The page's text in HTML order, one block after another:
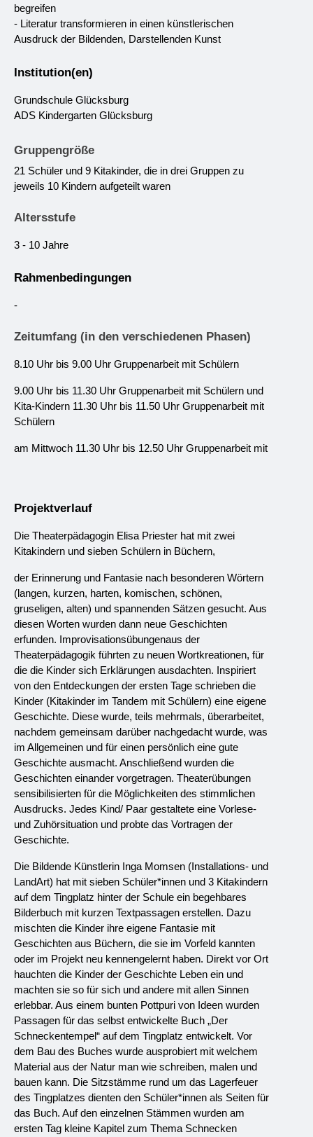
begreifen
- Literatur transformieren in einen künstlerischen
Ausdruck der Bildenden, Darstellenden Kunst
Institution(en)
Grundschule Glücksburg
ADS Kindergarten Glücksburg
Gruppengröße
21 Schüler und 9 Kitakinder, die in drei Gruppen zu
jeweils 10 Kindern aufgeteilt waren
Altersstufe
3 - 10 Jahre
Rahmenbedingungen
-
Zeitumfang (in den verschiedenen Phasen)
8.10 Uhr bis 9.00 Uhr Gruppenarbeit mit Schülern
9.00 Uhr bis 11.30 Uhr Gruppenarbeit mit Schülern und
Kita-Kindern 11.30 Uhr bis 11.50 Uhr Gruppenarbeit mit
Schülern
am Mittwoch 11.30 Uhr bis 12.50 Uhr Gruppenarbeit mit
Projektverlauf
Die Theaterpädagogin Elisa Priester hat mit zwei
Kitakindern und sieben Schülern in Büchern,
der Erinnerung und Fantasie nach besonderen Wörtern
(langen, kurzen, harten, komischen, schönen,
gruseligen, alten) und spannenden Sätzen gesucht. Aus
diesen Worten wurden dann neue Geschichten
erfunden. Improvisationsübungenaus der
Theaterpädagogik führten zu neuen Wortkreationen, für
die die Kinder sich Erklärungen ausdachten. Inspiriert
von den Entdeckungen der ersten Tage schrieben die
Kinder (Kitakinder im Tandem mit Schülern) eine eigene
Geschichte. Diese wurde, teils mehrmals, überarbeitet,
nachdem gemeinsam darüber nachgedacht wurde, was
im Allgemeinen und für einen persönlich eine gute
Geschichte ausmacht. Anschließend wurden die
Geschichten einander vorgetragen. Theaterübungen
sensibilisierten für die Möglichkeiten des stimmlichen
Ausdrucks. Jedes Kind/ Paar gestaltete eine Vorlese-
und Zuhörsituation und probte das Vortragen der
Geschichte.
Die Bildende Künstlerin Inga Momsen (Installations- und
LandArt) hat mit sieben Schüler*innen und 3 Kitakindern
auf dem Tingplatz hinter der Schule ein begehbares
Bilderbuch mit kurzen Textpassagen erstellen. Dazu
mischten die Kinder ihre eigene Fantasie mit
Geschichten aus Büchern, die sie im Vorfeld kannten
oder im Projekt neu kennengelernt haben. Direkt vor Ort
hauchten die Kinder der Geschichte Leben ein und
machten sie so für sich und andere mit allen Sinnen
erlebbar. Aus einem bunten Pottpuri von Ideen wurden
Passagen für das selbst entwickelte Buch „Der
Schneckentempel“ auf dem Tingplatz entwickelt. Vor
dem Bau des Buches wurde ausprobiert mit welchem
Material aus der Natur man wie schreiben, malen und
bauen kann. Die Sitzstämme rund um das Lagerfeuer
des Tingplatzes dienten den Schüler*innen als Seiten für
das Buch. Auf den einzelnen Stämmen wurden am
ersten Tag kleine Kapitel zum Thema Schnecken